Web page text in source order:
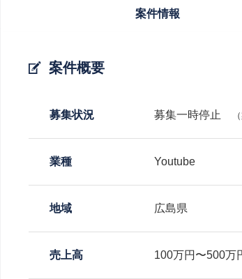
案件情報
案件概要
募集状況 募集一時停止
業種 Youtube
地域 広島県
売上高 100万円〜500万